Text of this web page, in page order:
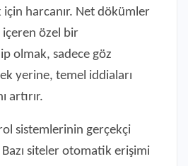
harcanır. Net dökümler
özel bir
olmak, sadece göz
yerine, temel iddiaları
artırır.
sistemlerinin gerçekçi
Bazı siteler otomatik erişimi